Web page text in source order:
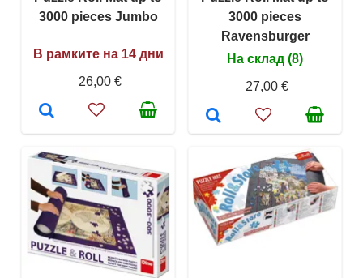
3000 pieces Jumbo
В рамките на 14 дни
26,00 €
3000 pieces
Ravensburger
На склад (8)
27,00 €